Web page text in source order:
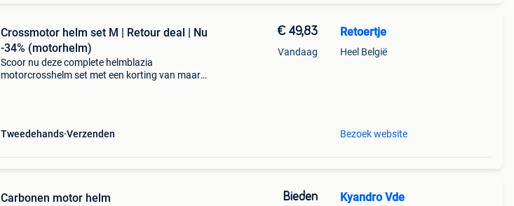
Crossmotor helm set M | Retour deal | Nu
-34% (motorhelm)
Scoor nu deze complete helmblazia
motorcrosshelm set met een korting van maar
Tweedehands Verzenden
€ 49,83
Vandaag
Retoertje
Heel België
Bezoek website
Carbonen motor helm Bieden Kyandro Vde